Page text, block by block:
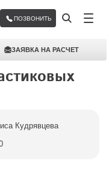
ПОЗВОНИТЬ
ЗАЯВКА НА РАСЧЕТ
Кудрявцева